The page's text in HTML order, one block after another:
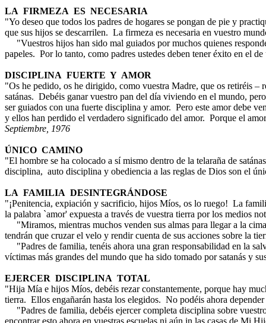
LA FIRMEZA ES NECESARIA
"Yo deseo que todos los padres de hogares se pongan de pie y
que sus hijos se descarrilen. La firmeza es necesaria en vuestro
"Vuestros hijos han sido mal guiados por muchos quienes
papeles. Por lo tanto, como padres ustedes deben tener éxito en el
DISCIPLINA FUERTE Y AMOR
"Os he pedido, os he dirigido, como vuestra Madre, que os retiréis –
satánas. Debéis ganar vuestro pan del día viviendo en el mundo,
ser guiados con una fuerte disciplina y amor. Pero este amor debe
y ellos han perdido el verdadero significado del amor. Porque el
Septiembre, 1976
ÚNICO CAMINO
"El hombre se ha colocado a sí mismo dentro de la telaraña de
disciplina, auto disciplina y obediencia a las reglas de Dios son el
LA FAMILIA DESINTEGRÁNDOSE
"¡Penitencia, expiación y sacrificio, hijos Míos, os lo ruego! La
la palabra `amor' expuesta a través de vuestra tierra por los medios
"Miramos, mientras muchos venden sus almas para llegar a la
tendrán que cruzar el velo y rendir cuenta de sus acciones sobre la
"Padres de familia, tenéis ahora una gran responsabilidad en la
víctimas más grandes del mundo que ha sido tomado por satanás y
EJERCER DISCIPLINA TOTAL
"Hija Mía e hijos Míos, debéis rezar constantemente, porque hay
tierra. Ellos engañarán hasta los elegidos. No podéis ahora
"Padres de familia, debéis ejercer completa disciplina sobre
encontrar esto ahora en vuestras escuelas ni aún in las casas de Mi